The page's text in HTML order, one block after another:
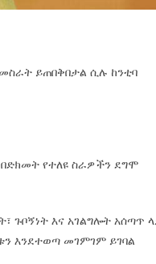
ይጠበቅበታል ሲሉ ከንቲባ
የተለዩ ስራዎችን ደግሞ
እና አገልግሎት አሰጣጥ
እንደተወጣ መገምገም ይገባል